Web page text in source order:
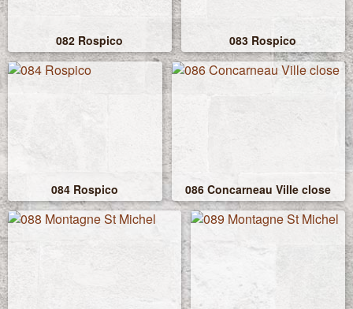
082 Rospico 083 Rospico
084 Rospico 086 Concarneau Ville close